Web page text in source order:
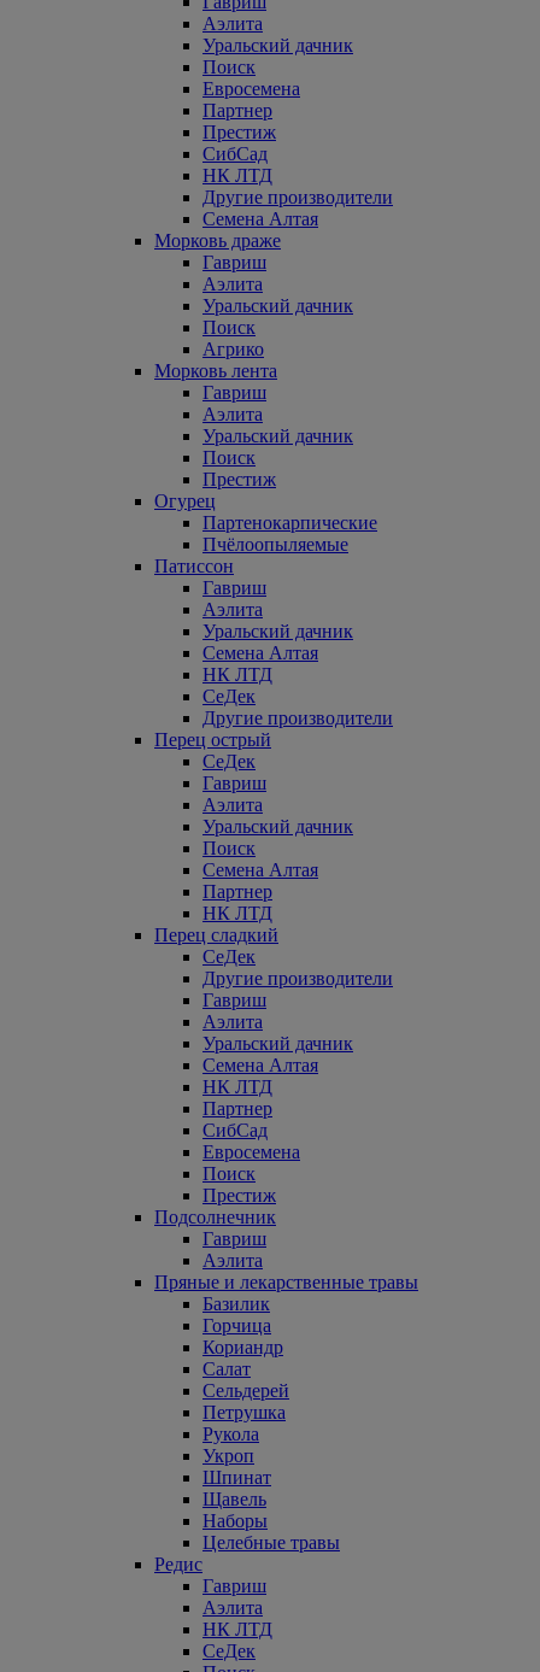
Аэлита
Уральский дачник
Поиск
Евросемена
Партнер
Престиж
СибСад
НК ЛТД
Другие производители
Семена Алтая
Морковь драже
Гавриш
Аэлита
Уральский дачник
Поиск
Агрико
Морковь лента
Гавриш
Аэлита
Уральский дачник
Поиск
Престиж
Огурец
Партенокарпические
Пчёлоопыляемые
Патиссон
Гавриш
Аэлита
Уральский дачник
Семена Алтая
НК ЛТД
СеДек
Другие производители
Перец острый
СеДек
Гавриш
Аэлита
Уральский дачник
Поиск
Семена Алтая
Партнер
НК ЛТД
Перец сладкий
СеДек
Другие производители
Гавриш
Аэлита
Уральский дачник
Семена Алтая
НК ЛТД
Партнер
СибСад
Евросемена
Поиск
Престиж
Подсолнечник
Гавриш
Аэлита
Пряные и лекарственные травы
Базилик
Горчица
Кориандр
Салат
Сельдерей
Петрушка
Рукола
Укроп
Шпинат
Щавель
Наборы
Целебные травы
Редис
Гавриш
Аэлита
НК ЛТД
СеДек